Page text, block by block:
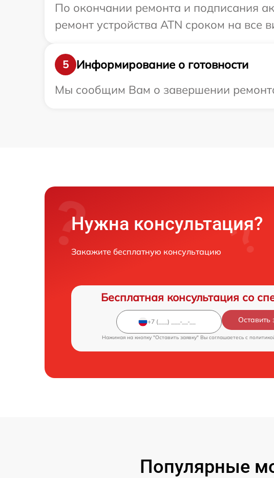
По окончании ремонта и подписания
ремонт устройства ATN сроком на все
5
Информирование о готовности
Мы сообщим Вам о завершении
Нужна консультация?
Закажите бесплатную консультацию
Бесплатная консультация со
Оставить
Нажимая на кнопку "Оставить заявку" Вы соглашаетесь c
Популярные